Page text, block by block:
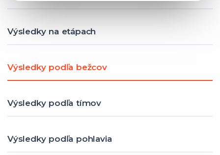
Výsledky na etápach
Výsledky podľa bežcov
Výsledky podľa tímov
Výsledky podľa pohlavia